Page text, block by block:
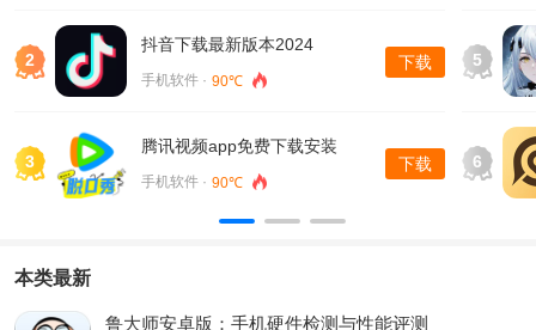
2
抖音下载最新版本2024
手机软件 · 90℃
下载
3
腾讯视频app免费下载安装
手机软件 · 90℃
下载
5
6
本类最新
鲁大师安卓版：手机硬件检测与性能评测